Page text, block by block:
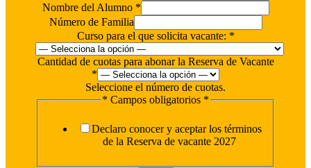
Nombre del Alumno *
Número de Familia
Curso para el que solicita vacante: *
Cantidad de cuotas para abonar la Reserva de Vacante
*
Seleccione el número de cuotas.
* Campos obligatorios *
Declaro conocer y aceptar los términos
de la Reserva de vacante 2027